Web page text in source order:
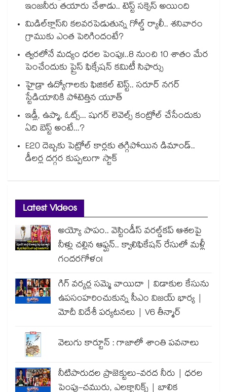
ఇంజనీరు తయారు చేశాడు.. టెస్ట్ సక్సెస్ అయింది
మిడిల్‌క్లాస్‌ని కలవరపెడుతున్న గోల్డ్ ర్యాలీ.. శనివారం
గ్రాముకు ఎంత పెరిగిందంటే?
త్వరలోనే మద్యం ధ‌‌ర‌‌ల పెంపు!..8 నుంచి 10 శాతం మేర
పెంచేందుకు ప్రైస్ ఫిక్సేష‌‌న్ క‌‌మిటీ సిఫార్సు
హైడ్రా ఉద్యోగాలకు ఫిజికల్ టెస్ట్.. సరూర్ నగర్
స్టేడియానికి పోటెత్తిన యూత్
ఇడ్లీ, ఉప్మా, ఓట్స్... షుగర్ లెవెల్స్ కంట్రోల్ చేసేందుకు
ఏది బెస్ట్ అంటే...?
E20 దెబ్బకు పెట్రోల్ కార్లకు తగ్గిపోయిన డిమాండ్..
డీలర్ల దగ్గర కుప్పలుగా స్టాక్
Latest Videos
అయ్యో పాపం.. వెస్టిండీస్ వరల్డ్‌కప్ ఆశలపై
నీళ్లు చల్లిన ఆఫ్ఘన్.. క్వాలిఫికేషన్ రేసులో మళ్లీ
గందరగోళం!
గిగ్ వర్కర్ల సమ్మె వాయిదా | విడాకుల కేసును
ఉపసంహరించుకున్న సీఎం విజయ్ భార్య |
మోదీ విదేశీ పర్యటనలు | V6 తీన్మార్
వెలుగు కార్టూన్ : గాజాలో శాంతి పవనాలు
నీటిపారుదల ప్రాజెక్టులు-వరద నీరు | ధరల
పెంపు-చమురు, ఎలక్ట్రానిక్స్ | బాలిక